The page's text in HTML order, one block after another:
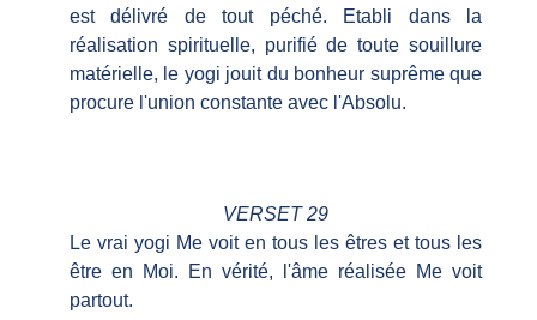
est délivré de tout péché. Etabli dans la
réalisation spirituelle, purifié de toute souillure
matérielle, le yogi jouit du bonheur suprême que
procure l'union constante avec l'Absolu.
VERSET 29
Le vrai yogi Me voit en tous les êtres et tous les
être en Moi. En vérité, l'âme réalisée Me voit
partout.